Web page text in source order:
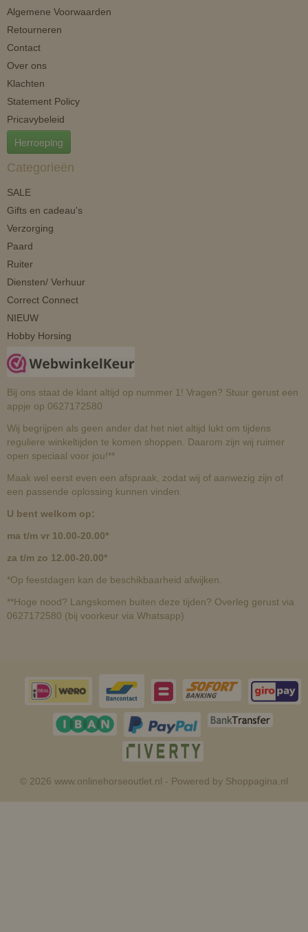
Algemene Voorwaarden
Retourneren
Contact
Over ons
Klachten
Statement Policy
Pricavybeleid
Herroeping
Categorieën
SALE
Gifts en cadeau's
Verzorging
Paard
Ruiter
Diensten/ Verhuur
Correct Connect
NIEUW
Hobby Horsing
Bij ons staat de klant altijd op nummer 1! Vragen? Stuur gerust een
appje op 0627172580
Wij begrijpen als geen ander dat het niet altijd lukt om tijdens
reguliere winkeltijden te komen shoppen. Daarom zijn wij ruimer
open speciaal voor jou!**
Maak wel eerst even een afspraak, zodat wij of aanwezig zijn of
een passende oplossing kunnen vinden.
U bent welkom op:
ma t/m vr 10.00-20.00*
za t/m zo 12.00-20.00*
*Op feestdagen kan de beschikbaarheid afwijken.
**Hoge nood? Langskomen buiten deze tijden? Overleg gerust via
0627172580 (bij voorkeur via Whatsapp)
© 2026 www.onlinehorseoutlet.nl - Powered by Shoppagina.nl